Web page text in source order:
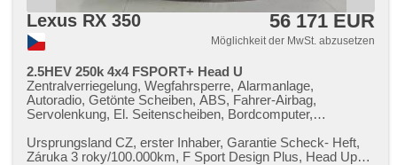
Lexus RX 350 56 171 EUR
Möglichkeit der MwSt. abzusetzen
2.5HEV 250k 4x4 FSPORT+ Head U
Zentralverriegelung, Wegfahrsperre, Alarmanlage,
Autoradio, Getönte Scheiben, ABS, Fahrer-Airbag,
Servolenkung, El. Seitenscheiben, Bordcomputer,
Klimaautomatik, Klimaanlage, Navigation, hands free,
Elektronisches Stabilitätsprogramm (ESP), Antrieb 4x4,
Ursprungsland CZ,​ erster Inhaber,​ Garantie Scheck​- Heft,​
Záruka 3 roky/100.000km,​ F Sport Design Plus,​ Head Up